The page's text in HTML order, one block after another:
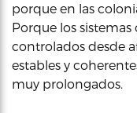
porque en las
Porque los
controlados desde
estables y
muy prolongados.